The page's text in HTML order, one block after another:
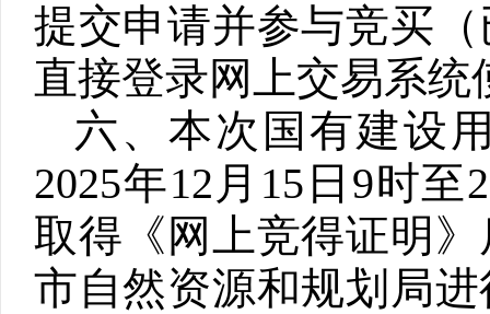
提交申请并参与竞买
直接登录网上交易系统
六、本次国有建设
2025年12 月 15 日 9时至
取得《网上竞得证明
市自然资源和规划局